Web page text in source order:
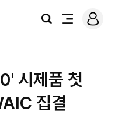
검
전
로
그
시제품 첫
집결